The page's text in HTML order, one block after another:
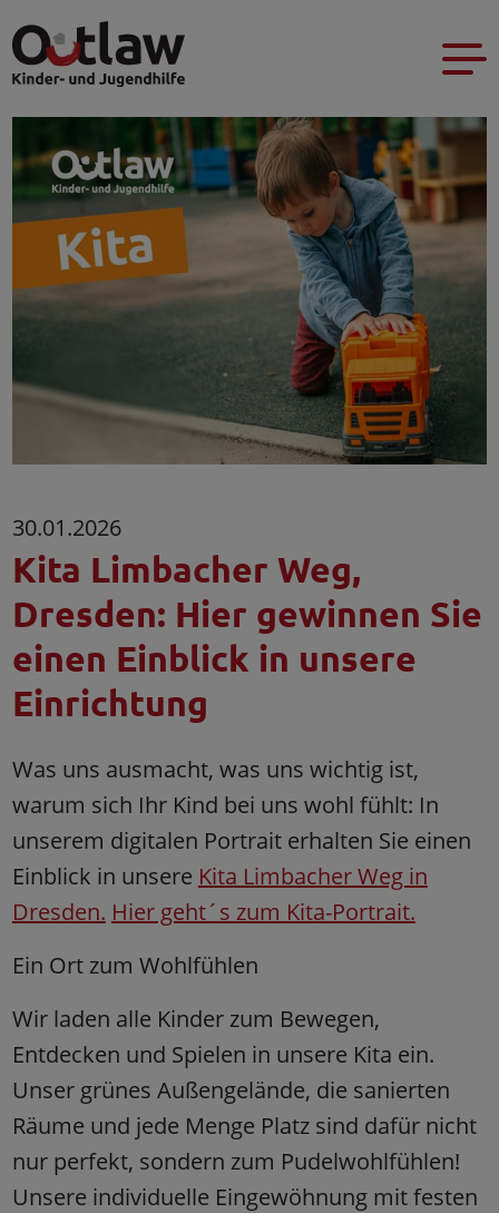
30.01.2026
Kita Limbacher Weg,
Dresden: Hier gewinnen Sie
einen Einblick in unsere
Einrichtung
Was uns ausmacht, was uns wichtig ist,
warum sich Ihr Kind bei uns wohl fühlt: In
unserem digitalen Portrait erhalten Sie einen
Einblick in unsere Kita Limbacher Weg in
Dresden. Hier geht´s zum Kita-Portrait.
Ein Ort zum Wohlfühlen
Wir laden alle Kinder zum Bewegen,
Entdecken und Spielen in unsere Kita ein.
Unser grünes Außengelände, die sanierten
Räume und jede Menge Platz sind dafür nicht
nur perfekt, sondern zum Pudelwohlfühlen!
Unsere individuelle Eingewöhnung mit festen